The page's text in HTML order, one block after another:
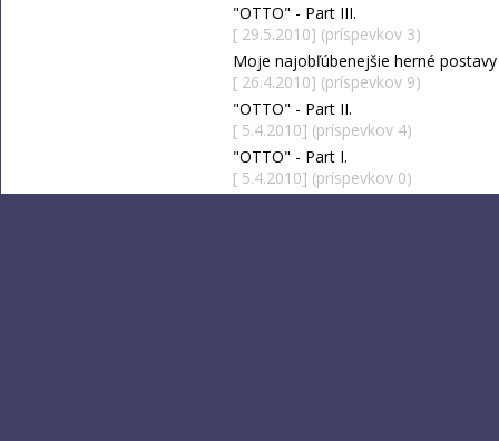
"OTTO" - Part III.
[ 29.5.2010] (príspevkov 3)
Moje najobľúbenejšie herné postavy
[ 26.4.2010] (príspevkov 9)
"OTTO" - Part II.
[ 5.4.2010] (príspevkov 4)
"OTTO" - Part I.
[ 5.4.2010] (príspevkov 0)